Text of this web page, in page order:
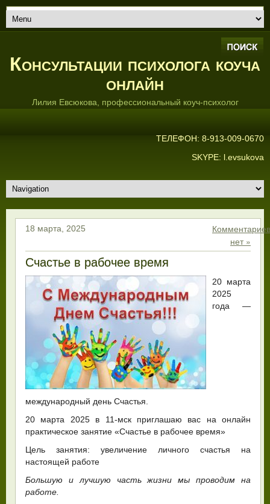
Консультации психолога коуча
онлайн
Лилия Евсюкова, профессиональный коуч-психолог
ТЕЛЕФОН: 8-913-009-0670
SKYPE: l.evsukova
18 марта, 2025
Комментариев
нет »
Счастье в рабочее время
20 марта
2025
года —
международный день Счастья.
20 марта 2025 в 11-мск приглашаю вас на онлайн
практическое занятие «Счастье в рабочее время»
Цель занятия: увеличение личного счастья на
настоящей работе
Большую и лучшую часть жизни мы проводим на
работе.